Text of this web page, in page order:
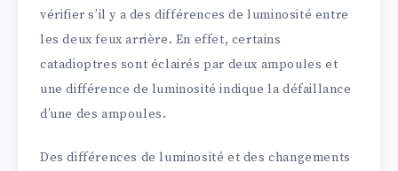
vérifier s’il y a des différences de luminosité entre
les deux feux arrière. En effet, certains
catadioptres sont éclairés par deux ampoules et
une différence de luminosité indique la défaillance
d’une des ampoules.
Des différences de luminosité et des changements